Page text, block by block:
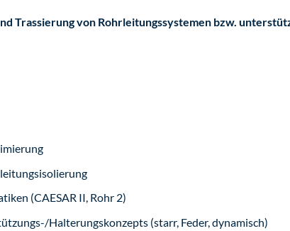
Trassierung von Rohrleitungssystemen bzw.
(CAESAR II, Rohr 2)
Halterungskonzepts (starr, Feder, dynamisch)